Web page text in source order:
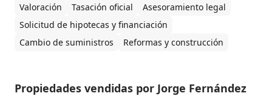
Valoración
Tasación oficial
Asesoramiento legal
Solicitud de hipotecas y financiación
Cambio de suministros
Reformas y construcción
Propiedades vendidas por Jorge Fernández